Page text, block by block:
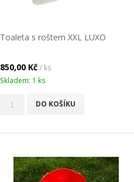
Toaleta s roštem XXL LUXO
850,00 Kč / ks
Skladem: 1 ks
DO KOŠÍKU